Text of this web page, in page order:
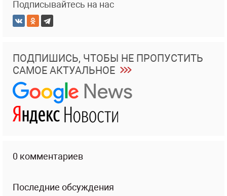
Подписывайтесь на нас
ПОДПИШИСЬ, ЧТОБЫ НЕ ПРОПУСТИТЬ
САМОЕ АКТУАЛЬНОЕ
0 комментариев
Последние обсуждения